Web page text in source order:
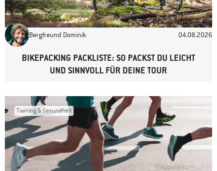
E-Mail-Adresse*
Website
Bergfreund Dominik 04.08.2026
BIKEPACKING PACKLISTE: SO PACKST DU LEICHT
UND SINNVOLL FÜR DEINE TOUR
Training & Gesundheit